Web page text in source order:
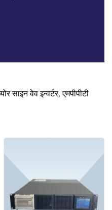
पावर
साइन वेव इन्वर्टर, एमपीपीटी